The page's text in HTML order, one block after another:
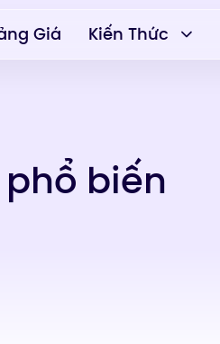
Giá Kiến Thức
biến